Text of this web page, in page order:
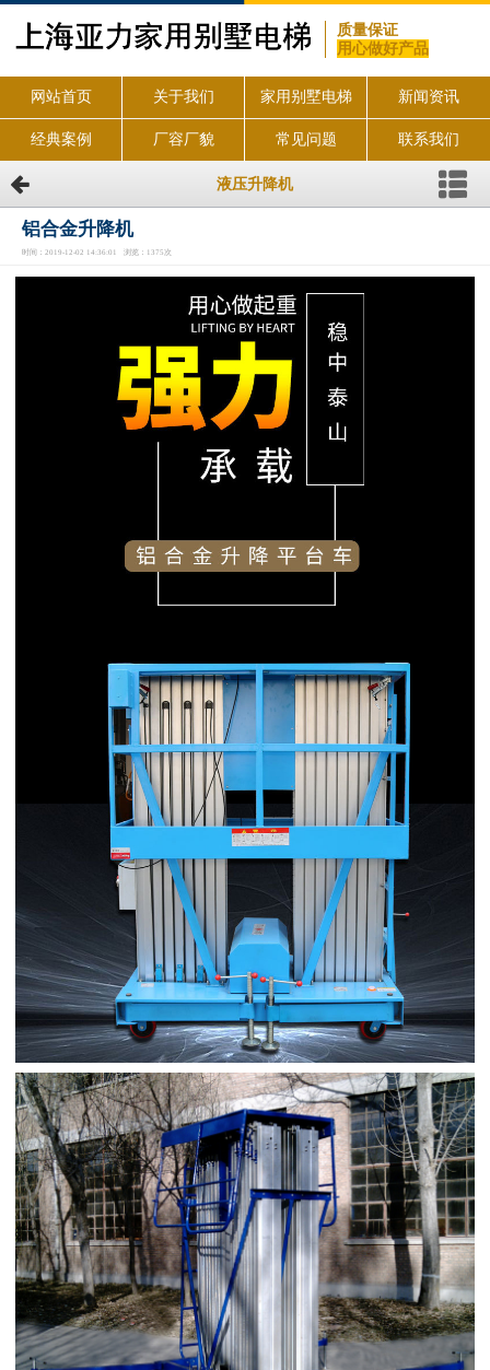
质量保证
用心做好产品
网站首页 关于我们 家用别墅电梯 新闻资讯
经典案例 厂容厂貌 常见问题 联系我们
液压升降机
铝合金升降机
时间：2019-12-02 14:36:01 浏览：1375次